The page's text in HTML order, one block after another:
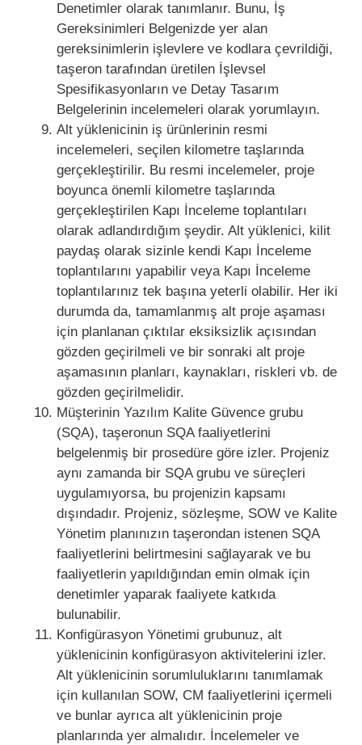
Denetimler olarak tanımlanır. Bunu, İş
Gereksinimleri Belgenizde yer alan
gereksinimlerin işlevlere ve kodlara çevrildiği,
taşeron tarafından üretilen İşlevsel
Spesifikasyonların ve Detay Tasarım
Belgelerinin incelemeleri olarak yorumlayın.
Alt yüklenicinin iş ürünlerinin resmi
incelemeleri, seçilen kilometre taşlarında
gerçekleştirilir. Bu resmi incelemeler, proje
boyunca önemli kilometre taşlarında
gerçekleştirilen Kapı İnceleme toplantıları
olarak adlandırdığım şeydir. Alt yüklenici, kilit
paydaş olarak sizinle kendi Kapı İnceleme
toplantılarını yapabilir veya Kapı İnceleme
toplantılarınız tek başına yeterli olabilir. Her iki
durumda da, tamamlanmış alt proje aşaması
için planlanan çıktılar eksiksizlik açısından
gözden geçirilmeli ve bir sonraki alt proje
aşamasının planları, kaynakları, riskleri vb. de
gözden geçirilmelidir.
Müşterinin Yazılım Kalite Güvence grubu
(SQA), taşeronun SQA faaliyetlerini
belgelenmiş bir prosedüre göre izler. Projeniz
aynı zamanda bir SQA grubu ve süreçleri
uygulamıyorsa, bu projenizin kapsamı
dışındadır. Projeniz, sözleşme, SOW ve Kalite
Yönetim planınızın taşerondan istenen SQA
faaliyetlerini belirtmesini sağlayarak ve bu
faaliyetlerin yapıldığından emin olmak için
denetimler yaparak faaliyete katkıda
bulunabilir.
Konfigürasyon Yönetimi grubunuz, alt
yüklenicinin konfigürasyon aktivitelerini izler.
Alt yüklenicinin sorumluluklarını tanımlamak
için kullanılan SOW, CM faaliyetlerini içermeli
ve bunlar ayrıca alt yüklenicinin proje
planlarında yer almalıdır. İncelemeler ve